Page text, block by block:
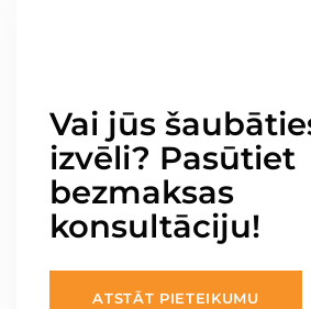
Vai jūs
izvēli? Pasūtiet
bezmaksas
konsultāciju!
ATSTĀT PIETEIKUMU